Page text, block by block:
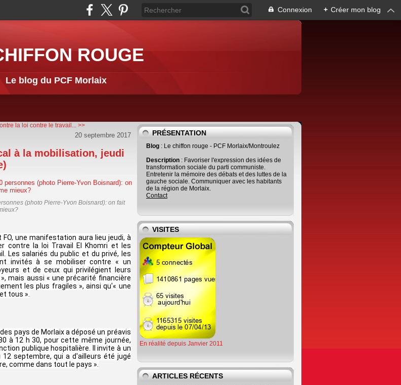
Connexion + Créer mon blog
ROUGE
Le blog du PCF Morlaix
la loi contre le travail... >>
20 septembre 2017
à la mobilisation, jeudi
(photo Pierre-Yvon Boisnard): on fait
FO, une manifestation aura lieu jeudi, à
contre la loi Travail El Khomri et les
Les salariés du public et du privé, les
invités à se mobiliser contre « un
et de ceux qui privilégient leurs
mais aussi « une précarité financière
les plus fragiles », ainsi qu'« une
tous ».
pays de Morlaix a déposé un préavis
à 12 h 30, pour cette même journée,
publique hospitalière. Il invite à un
septembre, qui a d'ailleurs été jugé
comme dans tout le pays ».
PRÉSENTATION
Blog : Le chiffon rouge - PCF Morlaix/Montroulez
Description : Favoriser l'expression des idées de
transformation sociale du parti communiste.
Entretenir la mémoire des débats et des luttes de la
gauche sociale. Communiquer avec les habitants
de la région de Morlaix.
Contact
VISITES
En réalité depuis Janvier 2011
ARTICLES RÉCENTS